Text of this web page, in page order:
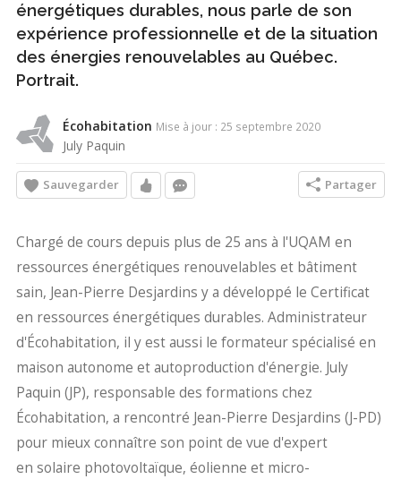
énergétiques durables, nous parle de son
expérience professionnelle et de la situation
des énergies renouvelables au Québec.
Portrait.
Écohabitation Mise à jour : 25 septembre 2020
July Paquin
Sauvegarder Partager
Chargé de cours depuis plus de 25 ans à l'UQAM en
ressources énergétiques renouvelables et bâtiment
sain, Jean-Pierre Desjardins y a développé le Certificat
en ressources énergétiques durables. Administrateur
d'Écohabitation, il y est aussi le formateur spécialisé en
maison autonome et autoproduction d'énergie. July
Paquin (JP), responsable des formations chez
Écohabitation, a rencontré Jean-Pierre Desjardins (J-PD)
pour mieux connaître son point de vue d'expert
en solaire photovoltaïque, éolienne et micro-